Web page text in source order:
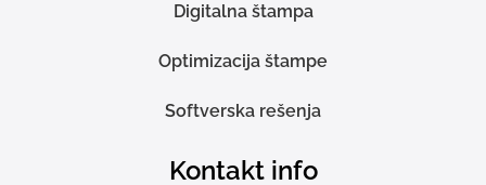
Digitalna štampa
Optimizacija štampe
Softverska rešenja
Kontakt info